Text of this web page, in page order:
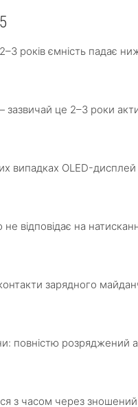
років ємність
це 2–3 роки
випадках OLED-
не відповідає на
зарядного
з часом через